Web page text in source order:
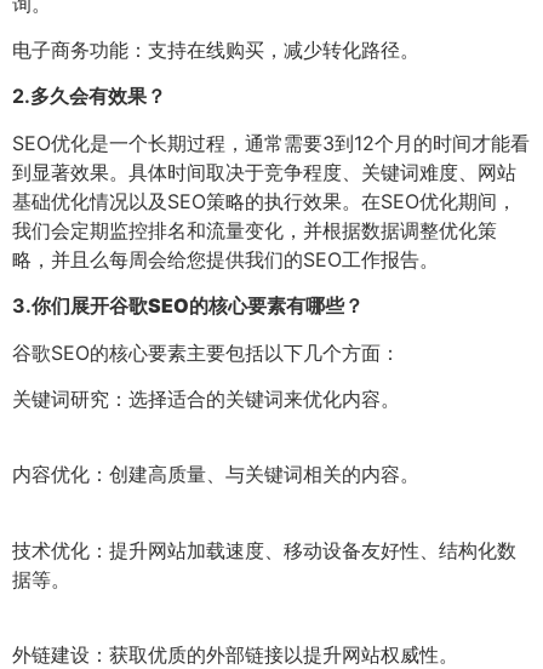
电子商务功能：支持在线购买，减少转化路径。
2.多久会有效果？
SEO优化是一个长期过程，通常需要3到12个月的时间才能看
到显著效果。具体时间取决于竞争程度、关键词难度、网站
基础优化情况以及SEO策略的执行效果。在SEO优化期间，
我们会定期监控排名和流量变化，并根据数据调整优化策
略，并且么每周会给您提供我们的SEO工作报告。
3.你们展开谷歌SEO的核心要素有哪些？
谷歌SEO的核心要素主要包括以下几个方面：
关键词研究：选择适合的关键词来优化内容。
内容优化：创建高质量、与关键词相关的内容。
技术优化：提升网站加载速度、移动设备友好性、结构化数
据等。
外链建设：获取优质的外部链接以提升网站权威性。